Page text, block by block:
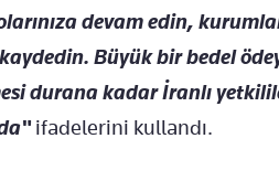
devam edin,
Büyük bir bedel
durana kadar İranlı
ifadelerini kullandı.